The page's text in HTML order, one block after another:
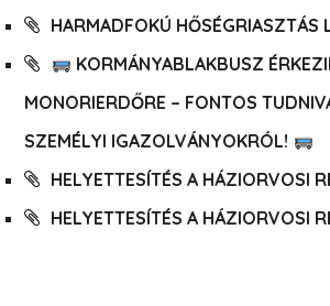
HARMADFOKÚ HŐSÉGRIASZTÁS
KORMÁNYABLAKBUSZ
MONORIERDŐRE – FONTOS
SZEMÉLYI IGAZOLVÁNYOKRÓL!
HELYETTESÍTÉS A HÁZIORVOSI
HELYETTESÍTÉS A HÁZIORVOSI